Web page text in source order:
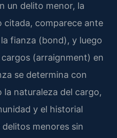
un delito menor, la
citada, comparece ante
fianza (bond), y luego
(arraignment) en
se determina con
naturaleza del cargo,
y el historial
menores sin